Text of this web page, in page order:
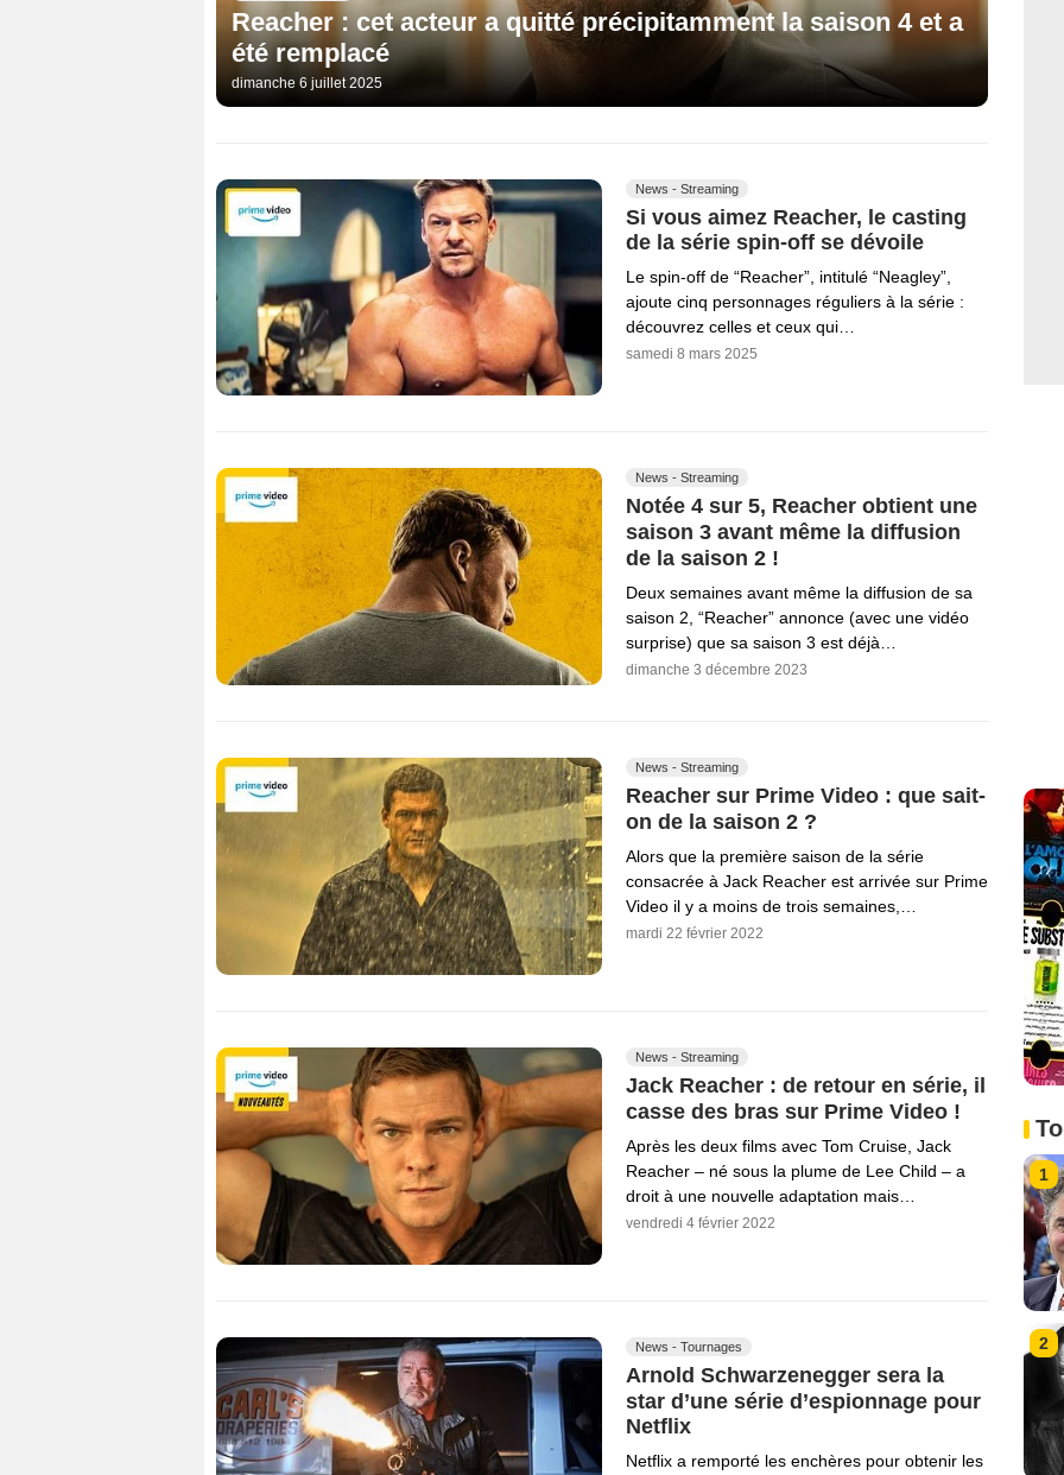
Reacher : cet acteur a quitté précipitamment la saison 4 et a
été remplacé
dimanche 6 juillet 2025
News - Streaming
Si vous aimez Reacher, le casting
de la série spin-off se dévoile
Le spin-off de “Reacher”, intitulé “Neagley”,
ajoute cinq personnages réguliers à la série :
découvrez celles et ceux qui…
samedi 8 mars 2025
News - Streaming
Notée 4 sur 5, Reacher obtient une
saison 3 avant même la diffusion
de la saison 2 !
Deux semaines avant même la diffusion de sa
saison 2, “Reacher” annonce (avec une vidéo
surprise) que sa saison 3 est déjà…
dimanche 3 décembre 2023
News - Streaming
Reacher sur Prime Video : que sait-
on de la saison 2 ?
Alors que la première saison de la série
consacrée à Jack Reacher est arrivée sur Prime
Video il y a moins de trois semaines,…
mardi 22 février 2022
News - Streaming
Jack Reacher : de retour en série, il
casse des bras sur Prime Video !
Après les deux films avec Tom Cruise, Jack
Reacher – né sous la plume de Lee Child – a
droit à une nouvelle adaptation mais…
vendredi 4 février 2022
News - Tournages
Arnold Schwarzenegger sera la
star d’une série d’espionnage pour
Netflix
Netflix a remporté les enchères pour obtenir les
1
2